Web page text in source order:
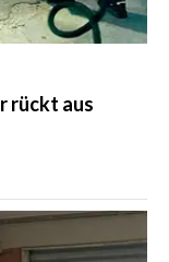
rückt aus